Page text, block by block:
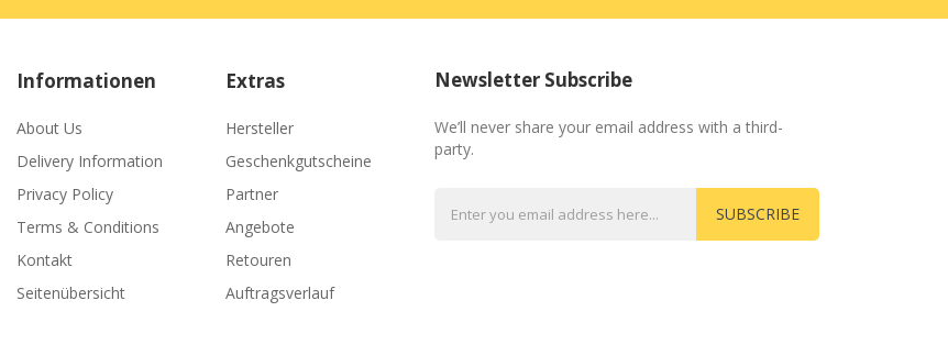
Informationen
About Us
Delivery Information
Privacy Policy
Terms & Conditions
Kontakt
Seitenübersicht
Extras
Hersteller
Geschenkgutscheine
Partner
Angebote
Retouren
Auftragsverlauf
Newsletter Subscribe
We’ll never share your email address with a third-
party.
SUBSCRIBE